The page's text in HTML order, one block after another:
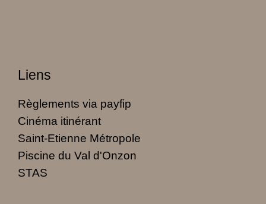
Liens
Règlements via payfip
Cinéma itinérant
Saint-Etienne Métropole
Piscine du Val d'Onzon
STAS